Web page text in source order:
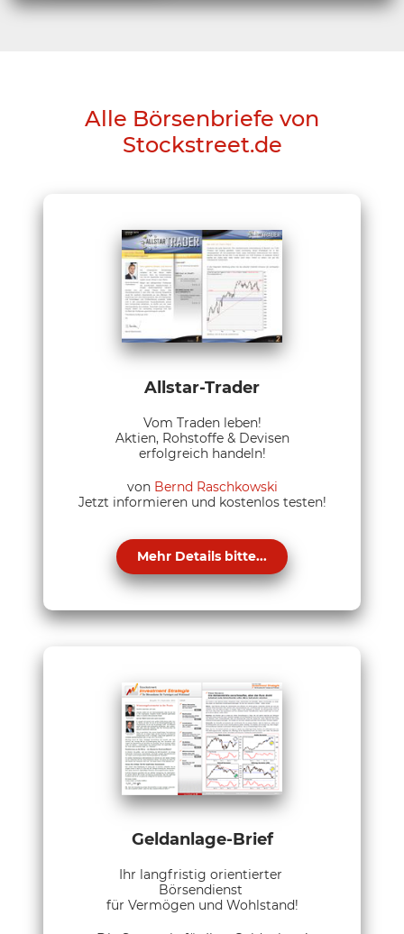
Alle Börsenbriefe von
Stockstreet.de
Allstar-Trader
Vom Traden leben!
Aktien, Rohstoffe & Devisen
erfolgreich handeln!
von Bernd Raschkowski
Jetzt informieren und kostenlos testen!
Mehr Details bitte...
Geldanlage-Brief
Ihr langfristig orientierter
Börsendienst
für Vermögen und Wohlstand!